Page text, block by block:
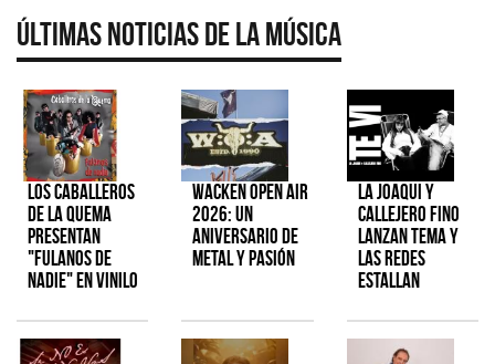
Últimas Noticias de la Música
Los Caballeros
de la Quema
presentan
"Fulanos de
Nadie" en vinilo
Wacken Open Air
2026: Un
aniversario de
metal y pasión
La Joaqui y
Callejero Fino
lanzan tema y
las redes
estallan